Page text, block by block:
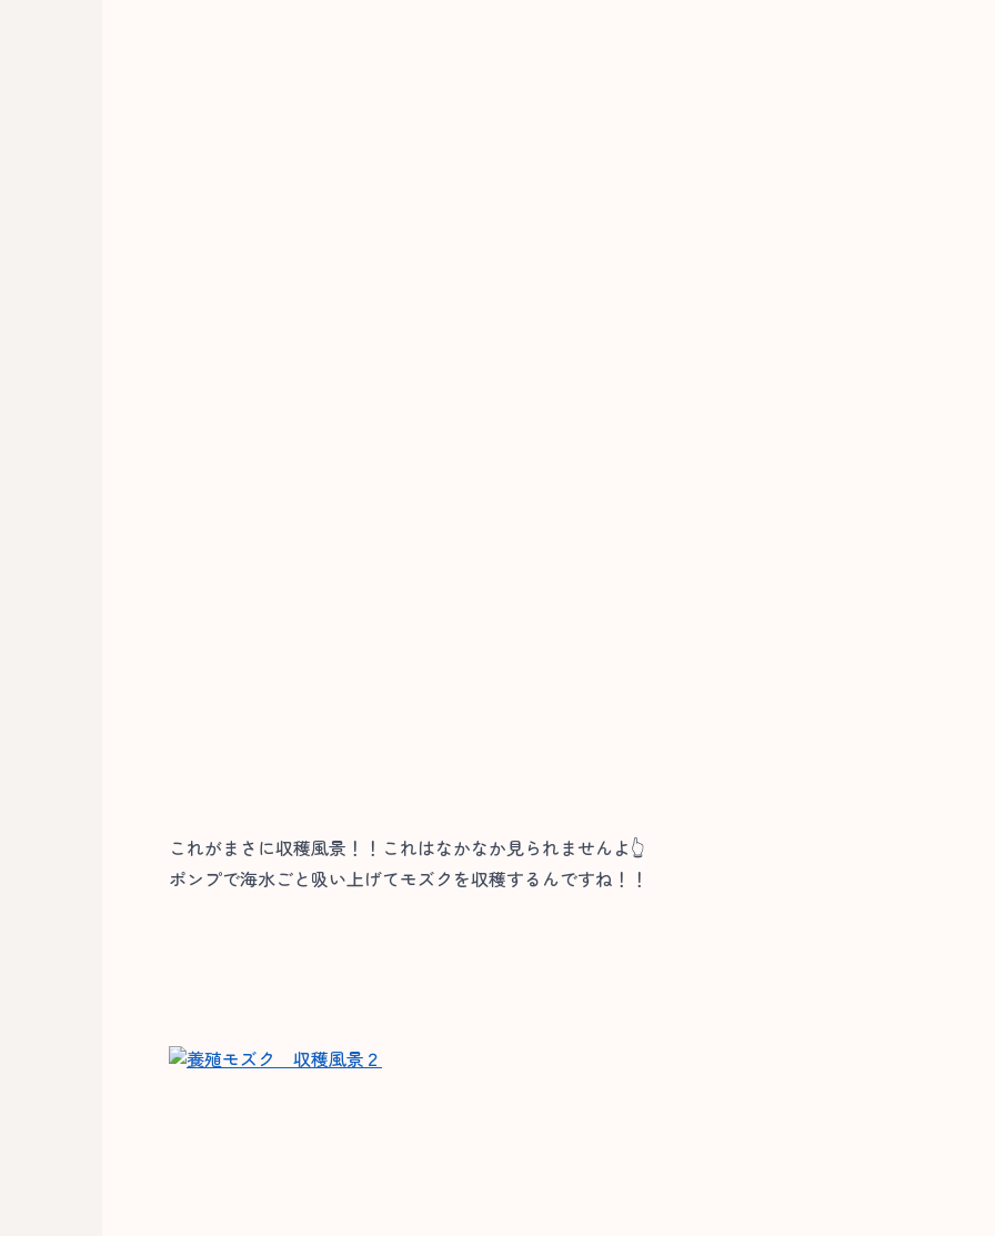
これがまさに収穫風景！！これはなかなか見られませんよ👆
ポンプで海水ごと吸い上げてモズクを収穫するんですね！！